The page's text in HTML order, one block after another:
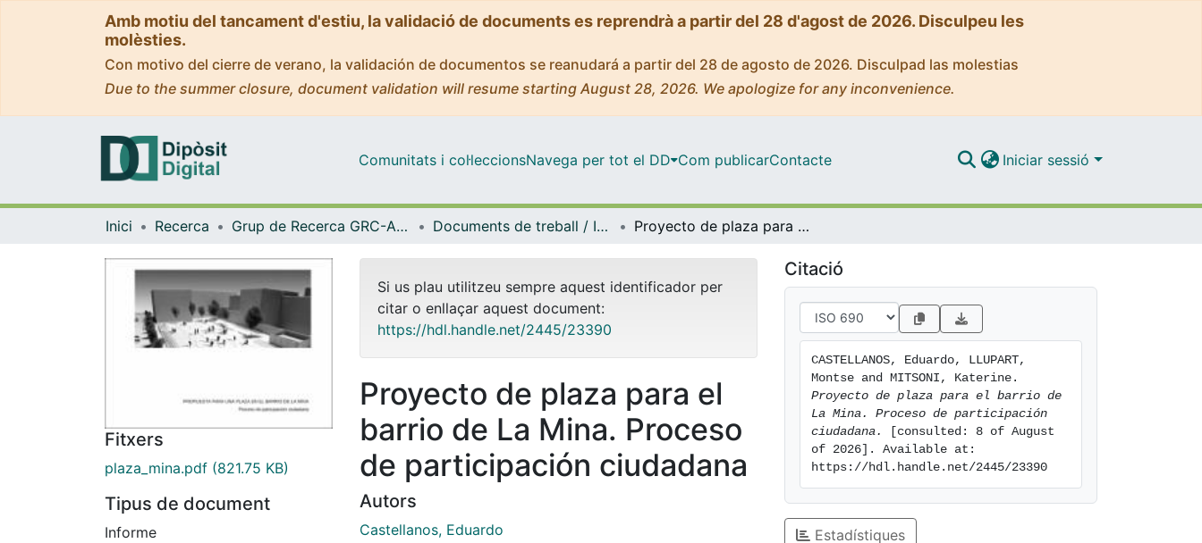
Amb motiu del tancament d'estiu, la validació de documents es reprendrà a partir del 28 d'agost de 2026. Disculpeu les
molèsties.
Con motivo del cierre de verano, la validación de documentos se reanudará a partir del 28 de agosto de 2026. Disculpad las molestias
Due to the summer closure, document validation will resume starting August 28, 2026. We apologize for any inconvenience.
Comunitats i col·leccionsNavega per tot el DD Com publicarContacte Iniciar sessió
Inici Recerca Grup de Recerca GRC-Art, Ciutat, Societat Documents de treball / Informes (Grup de Recerca GRC-Art, Ciutat, Societat) Proyecto de plaza para el barrio de La Mina. Proceso de participación ciudadana
Fitxers
plaza_mina.pdf (821.75 KB)
Tipus de document
Informe
Si us plau utilitzeu sempre aquest identificador per
citar o enllaçar aquest document:
https://hdl.handle.net/2445/23390
Proyecto de plaza para el
barrio de La Mina. Proceso
de participación ciudadana
Autors
Castellanos, Eduardo
Citació
CASTELLANOS, Eduardo, LLUPART,
Proyecto de plaza para el barrio de
La Mina. Proceso de participación
ciudadana.
[consulted: 8 of August
of 2026]. Available at:
https://hdl.handle.net/2445/23390
Estadístiques